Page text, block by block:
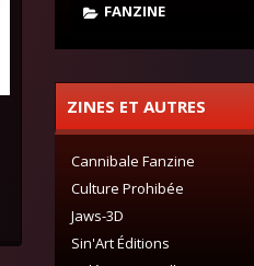
FANZINE
ZINES ET AUTRES
Cannibale Fanzine
Culture Prohibée
Jaws-3D
Sin'Art Éditions